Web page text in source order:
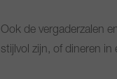
Ook de vergaderzalen
stijlvol zijn, of dineren